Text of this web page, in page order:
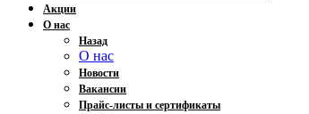
Акции
О нас
Назад
О нас
Новости
Вакансии
Прайс-листы и сертификаты